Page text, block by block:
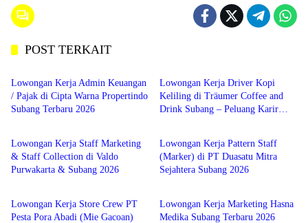
POST TERKAIT
SUBANG
Lowongan Kerja Admin Keuangan
/ Pajak di Cipta Warna Propertindo
Subang Terbaru 2026
Lowongan Kerja Driver Kopi
Keliling di Träumer Coffee and
Drink Subang – Peluang Karir
PURWAKARTA
Lowongan Kerja Staff Marketing
& Staff Collection di Valdo
Purwakarta & Subang 2026
SUBANG
Lowongan Kerja Pattern Staff
(Marker) di PT Duasatu Mitra
Sejahtera Subang 2026
SUBANG
Lowongan Kerja Store Crew PT
Pesta Pora Abadi (Mie Gacoan)
SUBANG
Lowongan Kerja Marketing Hasna
Medika Subang Terbaru 2026